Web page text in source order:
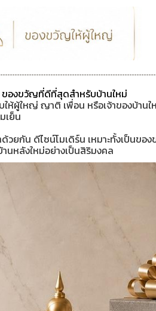
ของขวัญที่ดีที่สุดสำหรับบ้านใหม่
ผู้ใหญ่ ญาติ เพื่อน หรือเจ้าของบ้านใ
เย็น
ด้วยกัน ดีไซน์โมเดิร์น เหมาะทั้งเป็นขอ
นหลังใหม่อย่างเป็นสิริมงคล